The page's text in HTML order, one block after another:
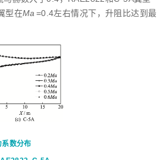
型在Ma =0.4左右情况下，升阻比达到最
数分布